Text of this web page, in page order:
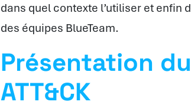
dans quel contexte l’utiliser et
des équipes BlueTeam.
Présentation
ATT&CK